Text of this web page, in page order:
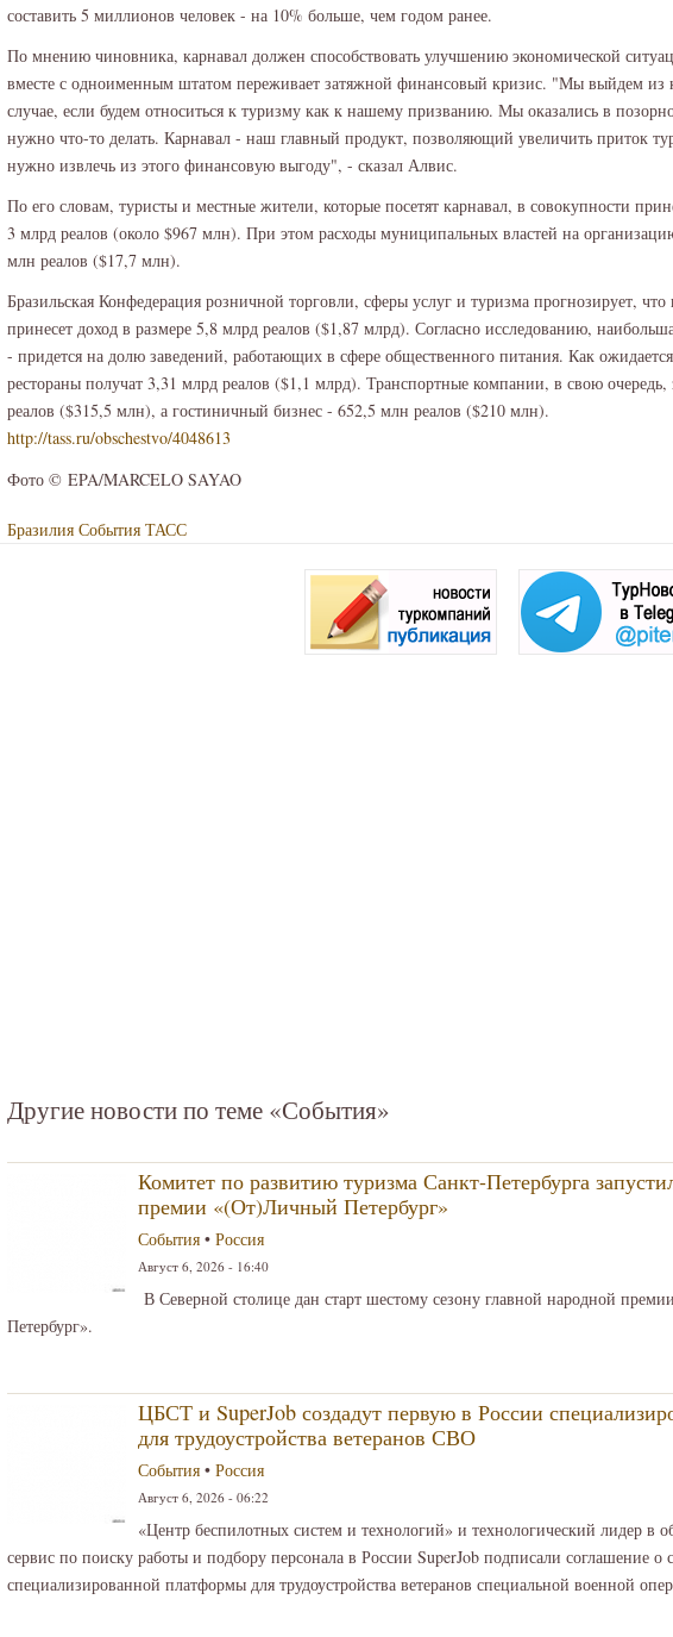
составить 5 миллионов человек - на 10% больше, чем годом ранее.
По мнению чиновника, карнавал должен способствовать улучшению экономической
вместе с одноименным штатом переживает затяжной финансовый кризис. "Мы выйдем из
случае, если будем относиться к туризму как к нашему призванию. Мы оказались в
нужно что-то делать. Карнавал - наш главный продукт, позволяющий увеличить приток
нужно извлечь из этого финансовую выгоду", - сказал Алвис.
По его словам, туристы и местные жители, которые посетят карнавал, в совокупности
3 млрд реалов (около $967 млн). При этом расходы муниципальных властей на
млн реалов ($17,7 млн).
Бразильская Конфедерация розничной торговли, сферы услуг и туризма прогнозирует,
принесет доход в размере 5,8 млрд реалов ($1,87 млрд). Согласно исследованию,
- придется на долю заведений, работающих в сфере общественного питания. Как
рестораны получат 3,31 млрд реалов ($1,1 млрд). Транспортные компании, в свою очередь,
реалов ($315,5 млн), а гостиничный бизнес - 652,5 млн реалов ($210 млн).
http://tass.ru/obschestvo/4048613
Фото © EPA/MARCELO SAYAO
Бразилия События ТАСС
Другие новости по теме «События»
Комитет по развитию туризма Санкт-Петербурга
премии «(От)Личный Петербург»
События • Россия
Август 6, 2026 - 16:40
В Северной столице дан старт шестому сезону главной народной
Петербург».
ЦБСТ и SuperJob создадут первую в России
для трудоустройства ветеранов СВО
События • Россия
Август 6, 2026 - 06:22
«Центр беспилотных систем и технологий» и технологический лидер в
сервис по поиску работы и подбору персонала в России SuperJob подписали соглашение о
специализированной платформы для трудоустройства ветеранов специальной военной